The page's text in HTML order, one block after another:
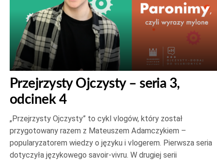
Przejrzysty Ojczysty – seria 3,
odcinek 4
„Przejrzysty Ojczysty” to cykl vlogów, który został
przygotowany razem z Mateuszem Adamczykiem –
popularyzatorem wiedzy o języku i vlogerem. Pierwsza seria
dotyczyła językowego savoir-vivru. W drugiej serii